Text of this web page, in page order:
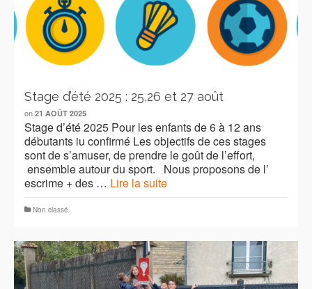
Stage d’été 2025 : 25,26 et 27 août
on 21 AOÛT 2025
Stage d’été 2025 Pour les enfants de 6 à 12 ans
débutants iu confirmé Les objectifs de ces stages
sont de s’amuser, de prendre le goût de l’effort,
ensemble autour du sport. Nous proposons de l’
escrime + des … Lire la suite
Non classé